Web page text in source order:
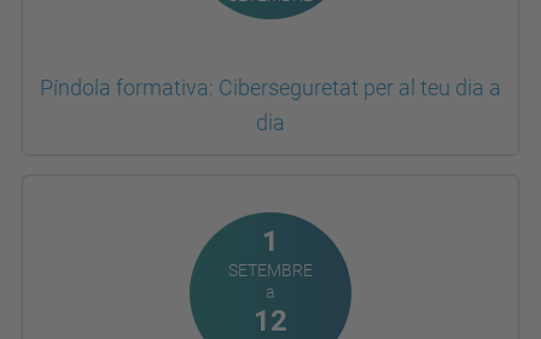
Píndola formativa: Ciberseguretat per al teu dia a
dia
1
SETEMBRE
a
12